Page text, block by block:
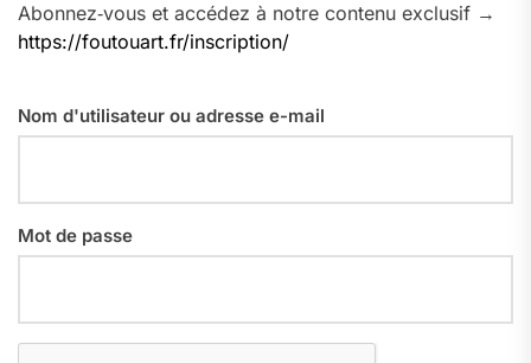
Abonnez‑vous et accédez à notre contenu exclusif →
https://foutouart.fr/inscription/
Nom d'utilisateur ou adresse e-mail
Mot de passe